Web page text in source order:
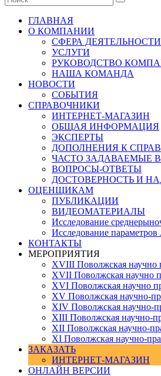
ГЛАВНАЯ
О КОМПАНИИ
СФЕРА ДЕЯТЕЛЬНОСТИ
УСЛУГИ
РУКОВОДСТВО
НАША КОМАНДА
НОВОСТИ
СОБЫТИЯ
СПРАВОЧНИКИ
ИНТЕРНЕТ-МАГАЗИН
ОБЩАЯ ИНФОРМАЦИЯ
ЭКСПЕРТЫ
ДОПОЛНЕНИЯ К
ЧАСТО ЗАДАВАЕМЫЕ
ВОПРОСЫ-ОТВЕТЫ
ДОСТОВЕРНОСТЬ И
ОЦЕНЩИКАМ
ПУБЛИКАЦИИ
ВИДЕОМАТЕРИАЛЫ
Исследование
Исследование параметров
КОНТАКТЫ
МЕРОПРИЯТИЯ
XVIII Поволжская научно
XVII Поволжская научно
XVI Поволжская научно
ХV Поволжская научно-
ХIV Поволжская научно-
ХIII Поволжская научно-
ХII Поволжская научно-
XI Поволжская научно-
ЗАКАЗАТЬ
ИНТЕРНЕТ-МАГАЗИН
ОНЛАЙН ВЕРСИИ